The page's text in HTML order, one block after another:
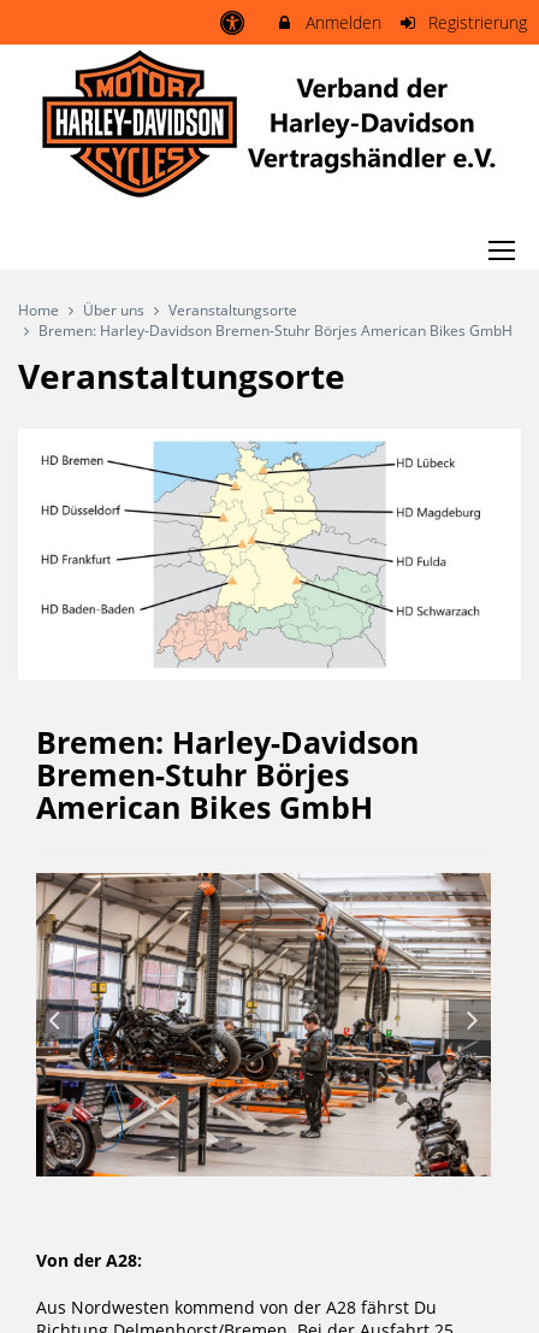
Anmelden Registrierung
Home Über uns
Veranstaltungsorte
Bremen: Harley-Davidson Bremen-Stuhr Börjes American Bikes GmbH
Veranstaltungsorte
Bremen: Harley-Davidson
Bremen-Stuhr Börjes
American Bikes GmbH
Von der A28:
Aus Nordwesten kommend von der A28 fährst Du